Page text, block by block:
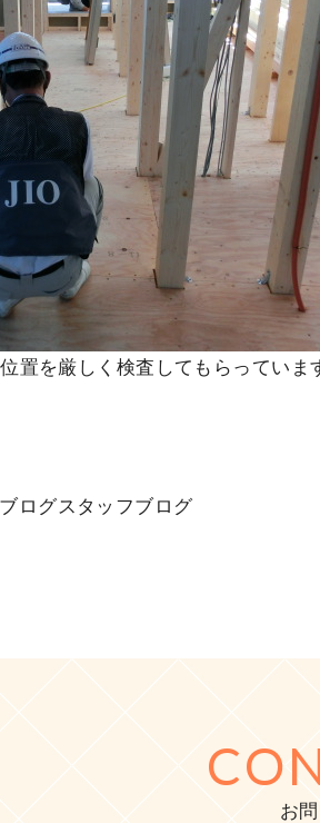
置を厳しく検査してもらっていま
ログスタッフブログ
お